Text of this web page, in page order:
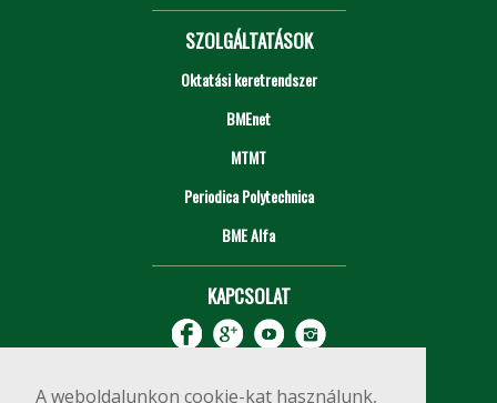
A weboldalunkon cookie-kat használunk,
SZOLGÁLTATÁSOK
Oktatási keretrendszer
BMEnet
MTMT
Periodica Polytechnica
BME Alfa
KAPCSOLAT